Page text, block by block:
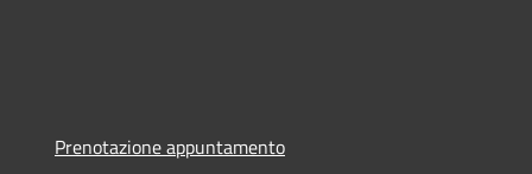
Prenotazione appuntamento